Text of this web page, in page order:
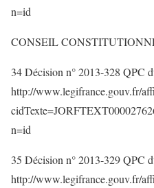
n=id
CONSEIL
34 Décision n° 2013-328 QPC
http://www.legifrance.gouv.fr/
n=id
35 Décision n° 2013-329 QPC
http://www.legifrance.gouv.fr/